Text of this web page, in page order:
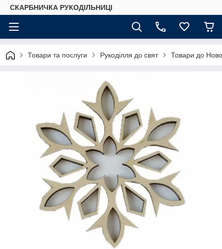
СКАРБНИЧКА РУКОДІЛЬНИЦІ
Товари та послуги Рукоділля до свят Товари до